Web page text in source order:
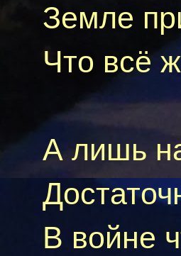
Земле
Что всё
А лишь
В войне